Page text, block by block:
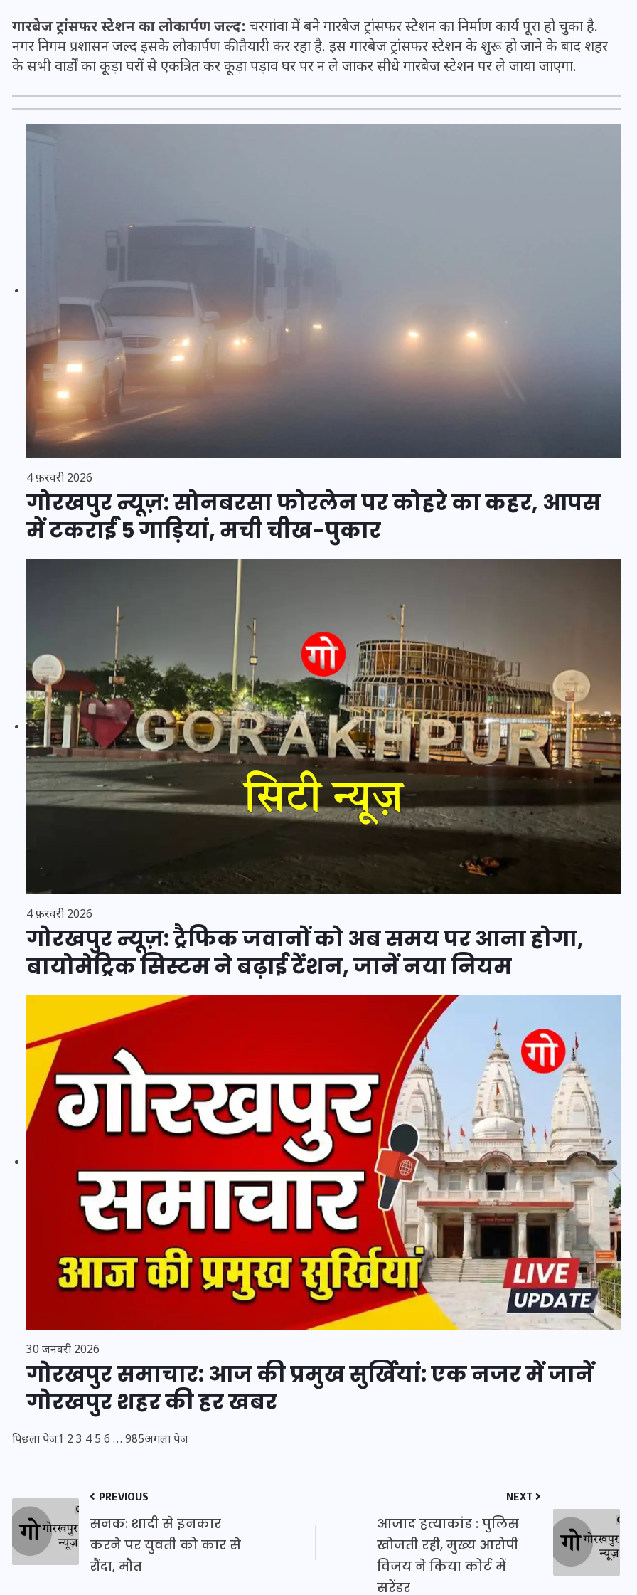
गारबेज ट्रांसफर स्टेशन का लोकार्पण जल्द: चरगांवा में बने गारबेज ट्रांसफर स्टेशन का निर्माण कार्य पूरा हो चुका है.
नगर निगम प्रशासन जल्द इसके लोकार्पण की तैयारी कर रहा है. इस गारबेज ट्रांसफर स्टेशन के शुरू हो जाने के बाद शहर
के सभी वार्डों का कूड़ा घरों से एकत्रित कर कूड़ा पड़ाव घर पर न ले जाकर सीधे गारबेज स्टेशन पर ले जाया जाएगा.
4 फ़रवरी 2026
गोरखपुर न्यूज़: सोनबरसा फोरलेन पर कोहरे का कहर, आपस
में टकराईं 5 गाड़ियां, मची चीख-पुकार
4 फ़रवरी 2026
गोरखपुर न्यूज़: ट्रैफिक जवानों को अब समय पर आना होगा,
बायोमेट्रिक सिस्टम ने बढ़ाई टेंशन, जानें नया नियम
30 जनवरी 2026
गोरखपुर समाचार: आज की प्रमुख सुर्खियां: एक नजर में जानें
गोरखपुर शहर की हर खबर
पिछला पेज1 2 3 4 5 6 … 985अगला पेज
PREVIOUS
सनक: शादी से इनकार
करने पर युवती को कार से
रौंदा, मौत
NEXT
आजाद हत्याकांड : पुलिस
खोजती रही, मुख्य आरोपी
विजय ने किया कोर्ट में
सरेंडर
UPSSSC Lekhpal Recruitment
2025: यूपी में लेखपाल के पदों
पर बंपर भर्ती का विज्ञापन जारी,
जानें कब से शुरू होंगे आवेदन
16 दिसम्बर 2025 16 दिसम्बर 2025
जिस कमरे में बिना बिजली-पंखे
के बीते 4 साल, उसे देख भावुक
हुए बृजभूषण सिंह, कहा-यहीं
तपकर बना सोना
जिस कमरे में बिना बिजली-पंखे
हुए बृजभूषण सिंह, कहा-यहीं
तपकर बना सोना
20 जनवरी 2026
इस सप्ताह का राशिफल: जानिए
क्या कहते हैं आपके सितारे (25
अगस्त से 31 अगस्त)
24 अगस्त 2025
इस सप्ताह का राशिफल: जानिए
क्या कहते हैं आपके सितारे (25
अगस्त से 31 अगस्त)
24 अगस्त 2025
मन के हारे हार है!
19 सितम्बर 2024
मन के हारे हार है!